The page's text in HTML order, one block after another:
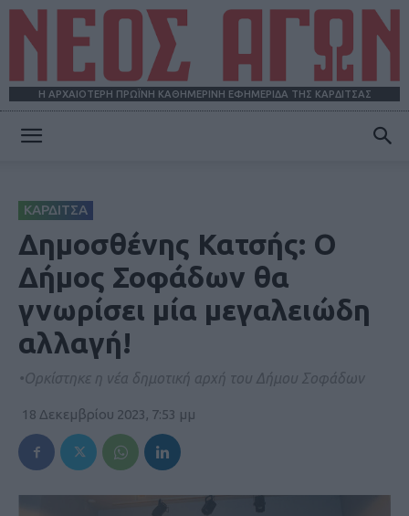
Η ΑΡΧΑΙΟΤΕΡΗ ΠΡΩΪΝΗ ΚΑΘΗΜΕΡΙΝΗ ΕΦΗΜΕΡΙΔΑ ΤΗΣ ΚΑΡΔΙΤΣΑΣ
ΚΑΡΔΙΤΣΑ
Δημοσθένης Κατσής: Ο
Δήμος Σοφάδων θα
γνωρίσει μία μεγαλειώδη
αλλαγή!
•Ορκίστηκε η νέα δημοτική αρχή του Δήμου Σοφάδων
18 Δεκεμβρίου 2023, 7:53 μμ